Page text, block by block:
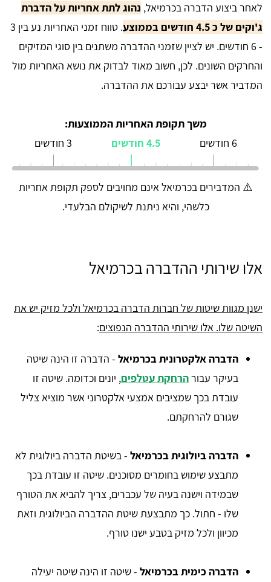
לאחר ביצוע הדברה בכרמיאל, נהוג לתת אחריות על הדברת
ג'וקים של כ 4.5 חודשים בממוצע
. טווח זמני האחריות נע בין 3
- 6 חודשים. יש לציין שזמני ההדברה משתנים בין סוגי המזיקים
והחרקים השונים. לכן, חשוב מאוד לבדוק את נושא האחריות מול
המדביר אשר יבצע עבורכם את ההדברה.
משך תקופת האחריות הממוצעות:
6 חודשים
4.5 חודשים 3 חודשים
⚠️ המדבירים בכרמיאל אינם מחויבים לספק תקופת אחריות
כלשהי, והיא ניתנת לשיקולם הבלעדי.
אלו שירותי ההדברה בכרמיאל
ישנן מגוות שיטות של חברות הדברה בכרמיאל ולכל מזיק יש את
השיטה שלו. אלו שירותי ההדברה הנפוצים:
הדברה אלקטרונית בכרמיאל - הדברה זו הינה שיטה
בעיקר עבורהרחקת עטלפים, יונים וכדומה. שיטה זו
עובדת בכך שמציבים אמצעי אלקטרוני אשר מוציא צליל
שגורם להרחקתם.
הדברה ביולוגית בכרמיאל - בשיטת הדברה ביולוגית לא
מתבצע שימוש בחומרים מסוכנים. שיטה זו עובדת בכך
שבמידה וישנה בעיה של עכברים, צריך להביא את הטורף
שלו - חתול. כך מתבצעת שיטת ההדברה הביולוגית וזאת
מכיוון ולכל מזיק בטבע ישנו טורף.
הדברה כימית בכרמיאל - שיטה זו הינה שיטה יעילה